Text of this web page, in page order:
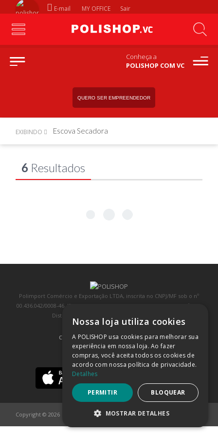
E-mail MY OFFICE Sair
Conheça a
POLISHOP COM VC
QUERO SER EMPREENDEDOR
EXIBINDO Escova Secadora
6 Resultados
Polimport Comércio e Exportação LTDA, inscrita no CNPJ/MF sob o nº
00.436.042/0008-46, IE 407.458.707.103, com sede na Rua Kanebo, nº 175,
Distrito Industrial, Jundiaí/SP, CEP: 13213-090
COMPRA 100% SEGURA (SAIBA MAIS)
BAIXE NOSSO APP
Copyright © 2026
Nossa loja utiliza cookies
A POLISHOP usa cookies para melhorar sua
experiência em nossa loja. Ao fazer
compras, você aceita todos os cookies de
acordo com nossa política de privacidade.
Detalhes
PERMITIR BLOQUEAR
MOSTRAR DETALHES
ESTRITAMENTE NECESSÁRIOS